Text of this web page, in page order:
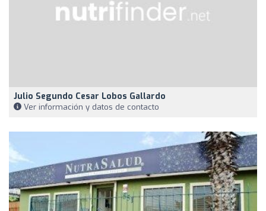
Julio Segundo Cesar Lobos Gallardo
Ver información y datos de contacto